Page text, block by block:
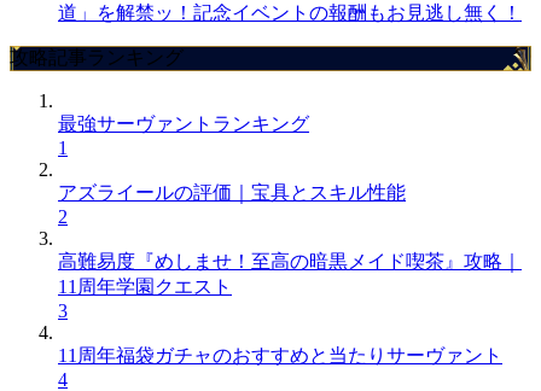
道」を解禁ッ！記念イベントの報酬もお見逃し無く！
攻略記事ランキング
最強サーヴァントランキング
1
アズライールの評価｜宝具とスキル性能
2
高難易度『めしませ！至高の暗黒メイド喫茶』攻略｜
11周年学園クエスト
3
11周年福袋ガチャのおすすめと当たりサーヴァント
4